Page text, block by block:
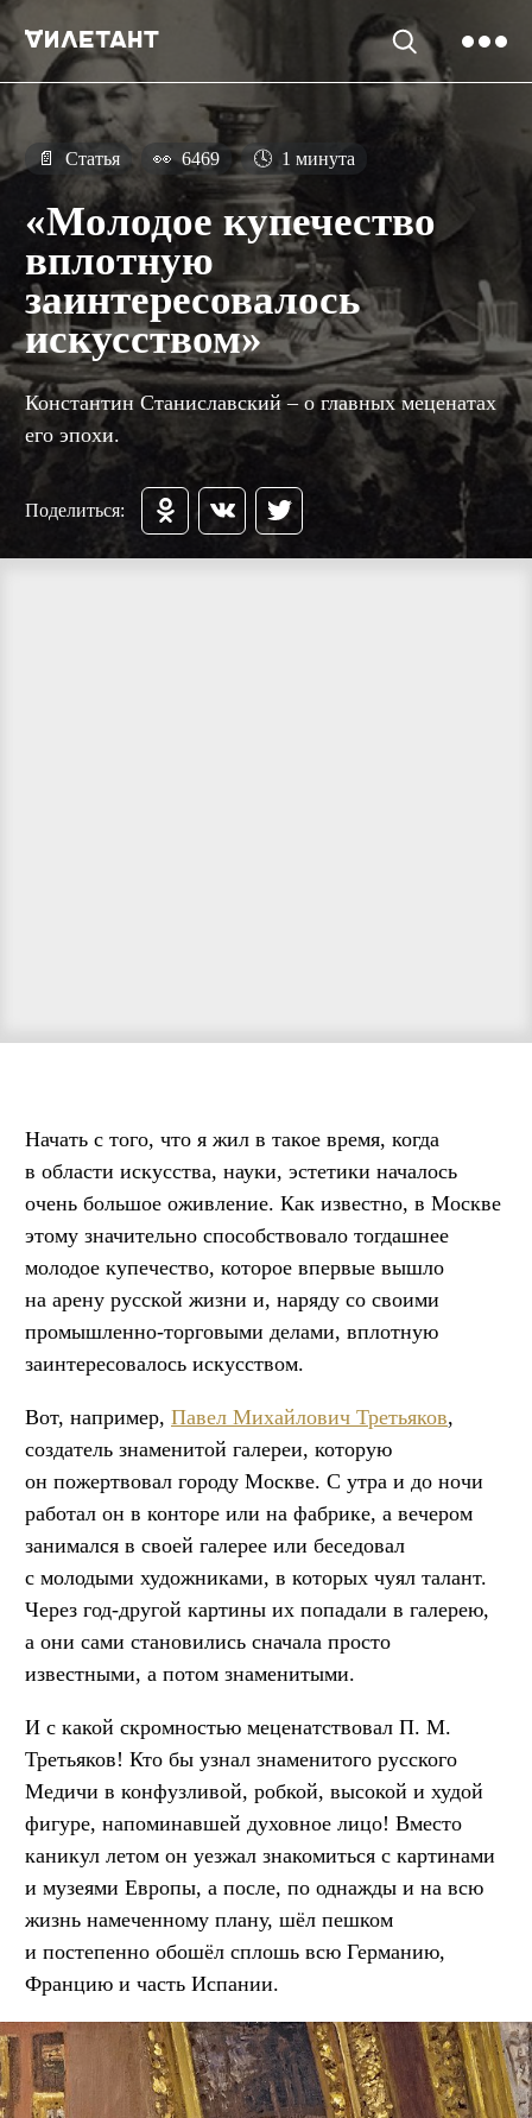
📄 Статья 👀 6469 🕓 1 минута
«Молодое купечество
вплотную
заинтересовалось
искусством»
Константин Станиславский – о главных меценатах
его эпохи.
Поделиться:
Начать с того, что я жил в такое время, когда
в области искусства, науки, эстетики началось
очень большое оживление. Как известно, в Москве
этому значительно способствовало тогдашнее
молодое купечество, которое впервые вышло
на арену русской жизни и, наряду со своими
промышленно-торговыми делами, вплотную
заинтересовалось искусством.
Вот, например, Павел Михайлович Третьяков,
создатель знаменитой галереи, которую
он пожертвовал городу Москве. С утра и до ночи
работал он в конторе или на фабрике, а вечером
занимался в своей галерее или беседовал
с молодыми художниками, в которых чуял талант.
Через год-другой картины их попадали в галерею,
а они сами становились сначала просто
известными, а потом знаменитыми.
И с какой скромностью меценатствовал П. М.
Третьяков! Кто бы узнал знаменитого русского
Медичи в конфузливой, робкой, высокой и худой
фигуре, напоминавшей духовное лицо! Вместо
каникул летом он уезжал знакомиться с картинами
и музеями Европы, а после, по однажды и на всю
жизнь намеченному плану, шёл пешком
и постепенно обошёл сплошь всю Германию,
Францию и часть Испании.